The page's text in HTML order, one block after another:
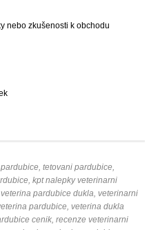
nebo zkušenosti k obchodu
tetovani pardubice,
kpt nalepky veterinarni
pardubice dukla, veterinarni
pardubice, veterina dukla
cenik, recenze veterinarni